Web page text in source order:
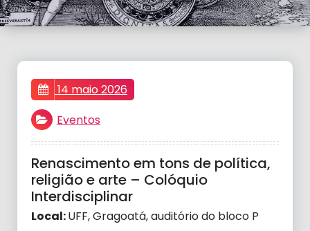
14 maio 2026
Eventos
Renascimento em tons de política,
religião e arte – Colóquio
Interdisciplinar
Local:UFF, Gragoatá, auditório do bloco P